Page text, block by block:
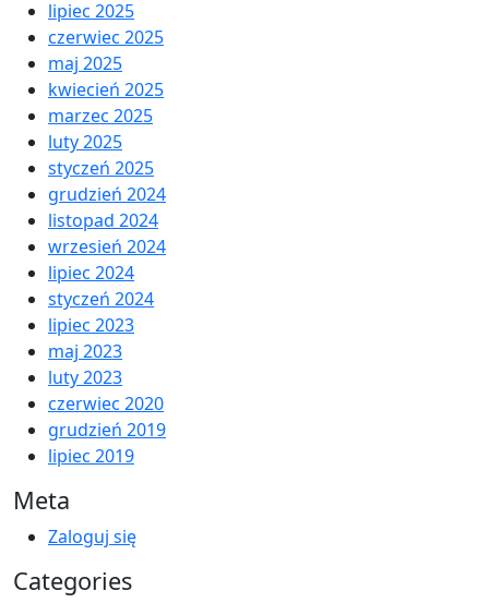
lipiec 2025
czerwiec 2025
maj 2025
kwiecień 2025
marzec 2025
luty 2025
styczeń 2025
grudzień 2024
listopad 2024
wrzesień 2024
lipiec 2024
styczeń 2024
lipiec 2023
maj 2023
luty 2023
czerwiec 2020
grudzień 2019
lipiec 2019
Meta
Zaloguj się
Categories